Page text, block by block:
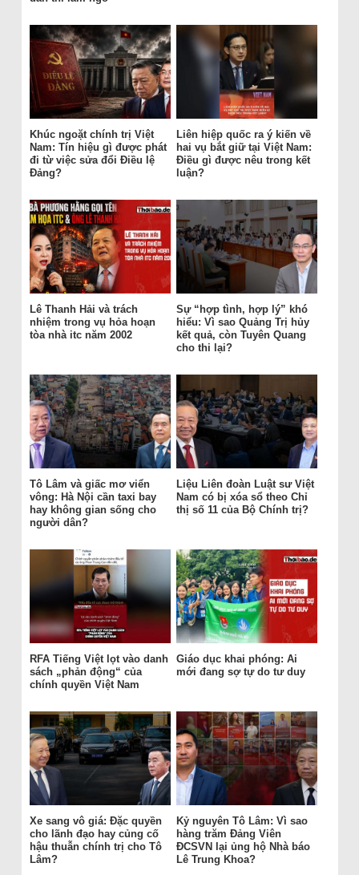
Khúc ngoặt chính trị Việt
Nam: Tín hiệu gì được phát
đi từ việc sửa đổi Điều lệ
Đảng?
Liên hiệp quốc ra ý kiến về
hai vụ bắt giữ tại Việt Nam:
Điều gì được nêu trong kết
luận?
Lê Thanh Hải và trách
nhiệm trong vụ hỏa hoạn
tòa nhà itc năm 2002
Sự “hợp tình, hợp lý” khó
hiểu: Vì sao Quảng Trị hủy
kết quả, còn Tuyên Quang
cho thi lại?
Tô Lâm và giấc mơ viển
vông: Hà Nội cần taxi bay
hay không gian sống cho
người dân?
Liệu Liên đoàn Luật sư Việt
Nam có bị xóa sổ theo Chỉ
thị số 11 của Bộ Chính trị?
RFA Tiếng Việt lọt vào danh
sách „phản động“ của
chính quyền Việt Nam
Giáo dục khai phóng: Ai
mới đang sợ tự do tư duy
Xe sang vô giá: Đặc quyền
cho lãnh đạo hay củng cố
hậu thuẫn chính trị cho Tô
Lâm?
Kỷ nguyên Tô Lâm: Vì sao
hàng trăm Đảng Viên
ĐCSVN lại ủng hộ Nhà báo
Lê Trung Khoa?